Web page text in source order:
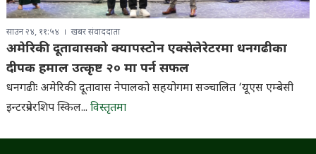
साउन २४, ११:५४ खबर संवाददाता
अमेरिकी दूतावासको क्यापस्टोन एक्सेलेरेटरमा धनगढीका
दीपक हमाल उत्कृष्ट २० मा पर्न सफल
धनगढीः अमेरिकी दूतावास नेपालको सहयोगमा सञ्चालित ‘यूएस एम्बेसी
इन्टरप्रेनरशिप स्किल... विस्तृतमा